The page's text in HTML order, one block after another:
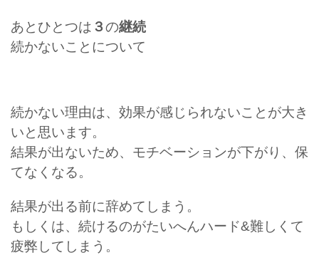
あとひとつは ３の継続
続かないことについて
続かない理由は、効果が感じられないことが大き
いと思います。
結果が出ないため、モチベーションが下がり、保
てなくなる。
結果が出る前に辞めてしまう。
もしくは、続けるのがたいへんハード&難しくて
疲弊してしまう。